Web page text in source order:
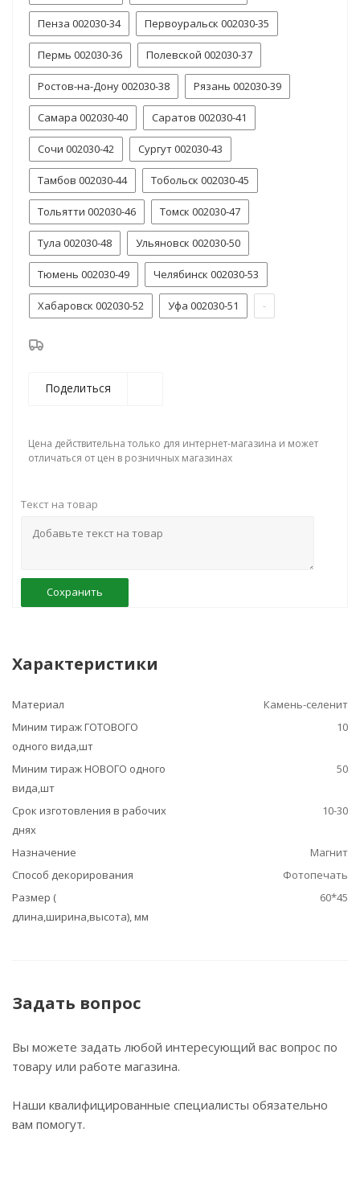
Пенза 002030-34 Первоуральск 002030-35
Пермь 002030-36 Полевской 002030-37
Ростов-на-Дону 002030-38 Рязань 002030-39
Самара 002030-40 Саратов 002030-41
Сочи 002030-42 Сургут 002030-43
Тамбов 002030-44 Тобольск 002030-45
Тольятти 002030-46 Томск 002030-47
Тула 002030-48 Ульяновск 002030-50
Тюмень 002030-49 Челябинск 002030-53
Хабаровск 002030-52 Уфа 002030-51 -
Поделиться
Цена действительна только для интернет-магазина и может
отличаться от цен в розничных магазинах
Текст на товар
Сохранить
Характеристики
Материал
Камень-селенит
Миним тираж ГОТОВОГО
одного вида,шт
10
Миним тираж НОВОГО одного
вида,шт
50
Срок изготовления в рабочих
днях
10-30
Назначение
Магнит
Способ декорирования
Фотопечать
Размер (
длина,ширина,высота), мм
60*45
Задать вопрос
Вы можете задать любой интересующий вас вопрос по
товару или работе магазина.
Наши квалифицированные специалисты обязательно
вам помогут.